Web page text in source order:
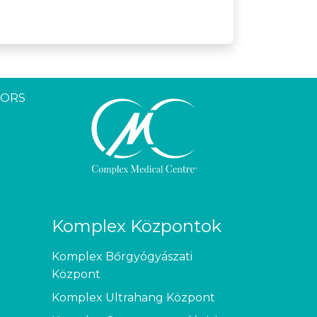
Komplex Központok
Komplex Bőrgyógyászati
Központ
Komplex Ultrahang Központ